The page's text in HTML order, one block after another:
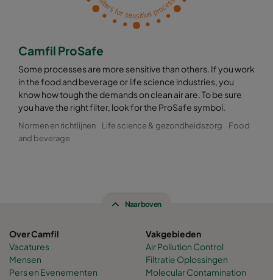
Camfil ProSafe
Some processes are more sensitive than others. If you work
in the food and beverage or life science industries, you
know how tough the demands on clean air are. To be sure
you have the right filter, look for the ProSafe symbol.
Normen en richtlijnen Life science & gezondheidszorg
Food
and beverage
Naar boven
Over Camfil
Vacatures
Mensen
Pers en Evenementen
Vakgebieden
Air Pollution Control
Filtratie Oplossingen
Molecular Contamination